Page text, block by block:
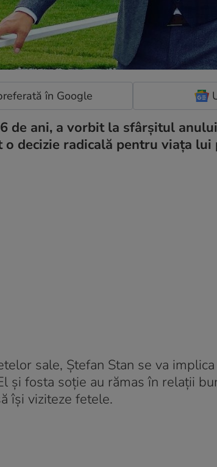
în Google
de ani, a vorbit la sfârșitul
decizie radicală pentru viața
sale, Ștefan Stan se va
și fosta soție au rămas în relații
își viziteze fetele.